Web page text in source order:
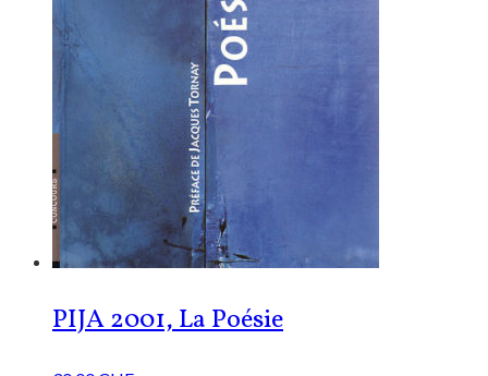
PIJA 2001, La Poésie